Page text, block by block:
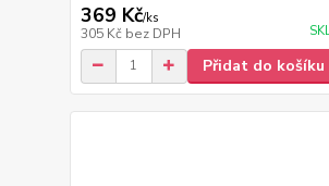
369 Kč/ks
305 Kč bez DPH
Přidat do košíku